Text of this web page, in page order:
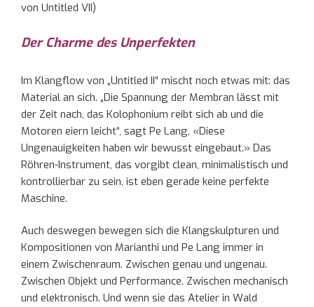
von Untitled VII)
Der Charme des Unperfekten
Im Klangflow von „Untitled II“ mischt noch etwas mit: das
Material an sich. „Die Spannung der Membran lässt mit
der Zeit nach, das Kolophonium reibt sich ab und die
Motoren eiern leicht“, sagt Pe Lang, «Diese
Ungenauigkeiten haben wir bewusst eingebaut.» Das
Röhren-Instrument, das vorgibt clean, minimalistisch und
kontrollierbar zu sein, ist eben gerade keine perfekte
Maschine.
Auch deswegen bewegen sich die Klangskulpturen und
Kompositionen von Marianthi und Pe Lang immer in
einem Zwischenraum. Zwischen genau und ungenau.
Zwischen Objekt und Performance. Zwischen mechanisch
und elektronisch. Und wenn sie das Atelier in Wald